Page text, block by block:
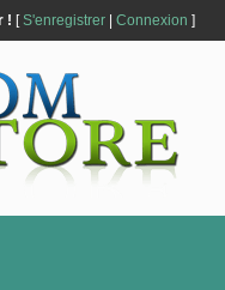
! [S'enregistrer| Connexion ]